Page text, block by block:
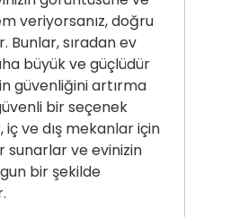
veriyorsanız, doğru
Bunlar, sıradan ev
büyük ve güçlüdür
güvenliğini artırma
bir seçenek
iç ve dış mekanlar için
sunarlar ve evinizin
bir şekilde